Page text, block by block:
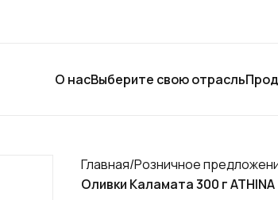
О насВыберите свою отрасль
Главная/Розничное
Оливки Каламата 300 г ATHINA